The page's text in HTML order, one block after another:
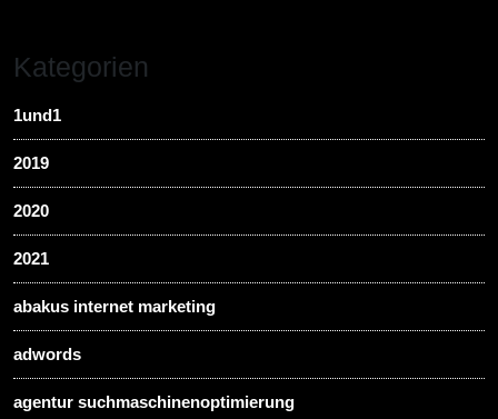
Kategorien
1und1
2019
2020
2021
abakus internet marketing
adwords
agentur suchmaschinenoptimierung